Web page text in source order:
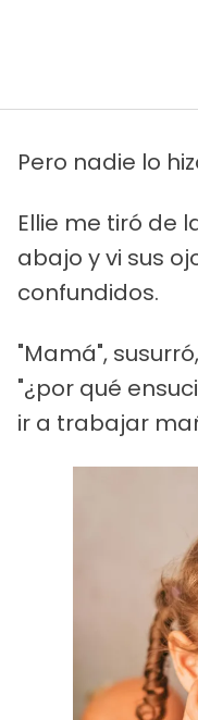
Pero nadie lo
Ellie me tiró de
abajo y vi sus
confundidos.
"Mamá",
"¿por qué
ir a trabajar